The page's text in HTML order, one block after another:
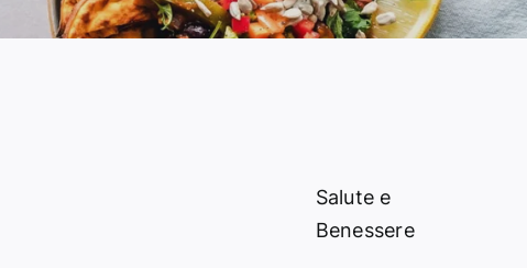
Salute e
Benessere